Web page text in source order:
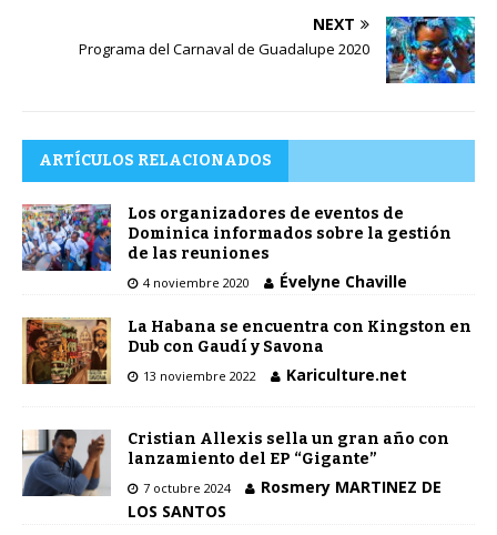
NEXT
Programa del Carnaval de Guadalupe 2020
ARTÍCULOS RELACIONADOS
Los organizadores de eventos de
Dominica informados sobre la gestión
de las reuniones
4 noviembre 2020 Évelyne Chaville
La Habana se encuentra con Kingston en
Dub con Gaudí y Savona
13 noviembre 2022 Kariculture.net
Cristian Allexis sella un gran año con
lanzamiento del EP “Gigante”
7 octubre 2024
Rosmery MARTINEZ DE
LOS SANTOS